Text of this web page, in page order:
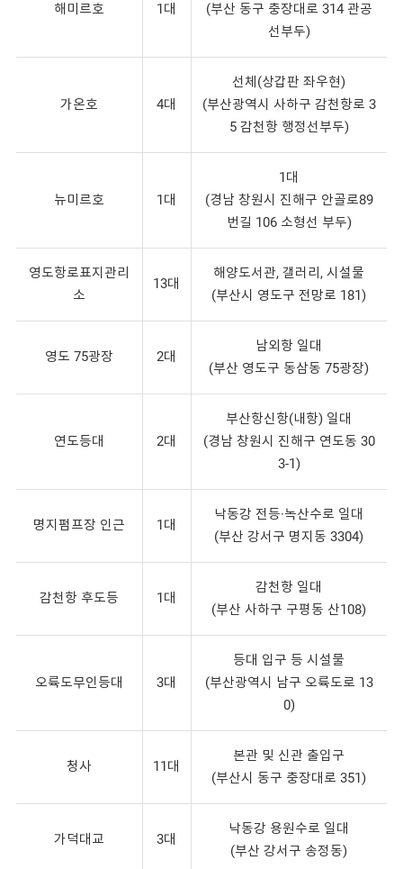
해미르호 1대
(부산 동구 충장대로 314 관공
선부두)
가온호 4대
선체(상갑판 좌우현)
(부산광역시 사하구 감천항로 3
5 감천항 행정선부두)
뉴미르호 1대
1대
(경남 창원시 진해구 안골로89
번길 106 소형선 부두)
영도항로표지관리
소
13대
해양도서관, 갤러리, 시설물
(부산시 영도구 전망로 181)
영도 75광장 2대
남외항 일대
(부산 영도구 동삼동 75광장)
연도등대 2대
부산항신항(내항) 일대
(경남 창원시 진해구 연도동 30
3-1)
명지펌프장 인근 1대
낙동강 전등·녹산수로 일대
(부산 강서구 명지동 3304)
감천항 후도등 1대
감천항 일대
(부산 사하구 구평동 산108)
오륙도무인등대 3대
등대 입구 등 시설물
(부산광역시 남구 오륙도로 13
0)
청사 11대
본관 및 신관 출입구
(부산시 동구 충장대로 351)
가덕대교 3대
낙동강 용원수로 일대
(부산 강서구 송정동)